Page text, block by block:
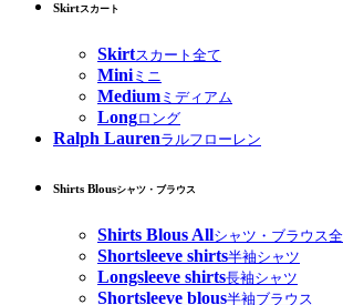
Skirtスカート
Skirtスカート全て
Miniミニ
Medium ミディアム
Longロング
Ralph Laurenラルフローレン
Shirts Blousシャツ・ブラウス
Shirts Blous Allシャツ・ブラウス
Shortsleeve shirts半袖シャツ
Longsleeve shirts長袖シャツ
Shortsleeve blous半袖ブラウス